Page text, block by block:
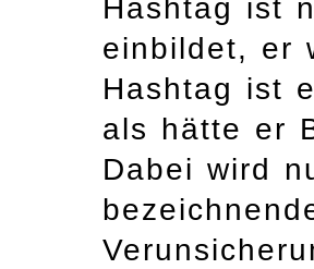
Hashtag ist
einbildet, er
Hashtag ist
als hätte er
Dabei wird